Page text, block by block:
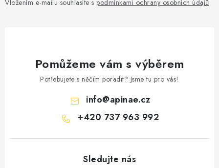
Vložením e-mailu souhlasíte s podmínkami ochrany osobních údajů
Pomůžeme vám s výběrem
Potřebujete s něčím poradit? Jsme tu pro vás!
info@apinae.cz
+420 737 963 992